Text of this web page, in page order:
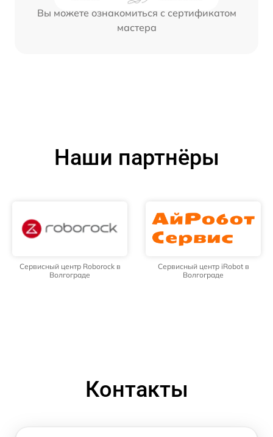
Вы можете ознакомиться с сертификатом
мастера
Наши партнёры
Сервисный центр Roborock в
Волгограде
Сервисный центр iRobot в
Волгограде
Контакты